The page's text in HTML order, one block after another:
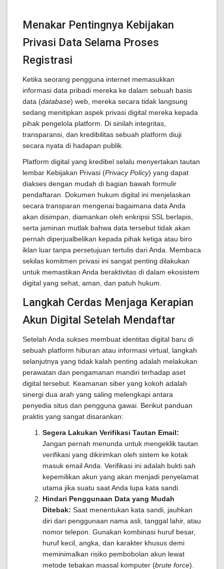
Menakar Pentingnya Kebijakan
Privasi Data Selama Proses
Registrasi
Ketika seorang pengguna internet memasukkan
informasi data pribadi mereka ke dalam sebuah basis
data (database) web, mereka secara tidak langsung
sedang menitipkan aspek privasi digital mereka kepada
pihak pengelola platform. Di sinilah integritas,
transparansi, dan kredibilitas sebuah platform diuji
secara nyata di hadapan publik.
Platform digital yang kredibel selalu menyertakan tautan
lembar Kebijakan Privasi (Privacy Policy) yang dapat
diakses dengan mudah di bagian bawah formulir
pendaftaran. Dokumen hukum digital ini menjelaskan
secara transparan mengenai bagaimana data Anda
akan disimpan, diamankan oleh enkripsi SSL berlapis,
serta jaminan mutlak bahwa data tersebut tidak akan
pernah diperjualbelikan kepada pihak ketiga atau biro
iklan luar tanpa persetujuan tertulis dari Anda. Membaca
sekilas komitmen privasi ini sangat penting dilakukan
untuk memastikan Anda beraktivitas di dalam ekosistem
digital yang sehat, aman, dan patuh hukum.
Langkah Cerdas Menjaga Kerapian
Akun Digital Setelah Mendaftar
Setelah Anda sukses membuat identitas digital baru di
sebuah platform hiburan atau informasi virtual, langkah
selanjutnya yang tidak kalah penting adalah melakukan
perawatan dan pengamanan mandiri terhadap aset
digital tersebut. Keamanan siber yang kokoh adalah
sinergi dua arah yang saling melengkapi antara
penyedia situs dan pengguna gawai. Berikut panduan
praktis yang sangat disarankan:
Segera Lakukan Verifikasi Tautan Email:
Jangan pernah menunda untuk mengeklik tautan
verifikasi yang dikirimkan oleh sistem ke kotak
masuk email Anda. Verifikasi ini adalah bukti sah
kepemilikan akun yang akan menjadi penyelamat
utama jika suatu saat Anda lupa kata sandi.
Hindari Penggunaan Data yang Mudah
Ditebak: Saat menentukan kata sandi, jauhkan
diri dari penggunaan nama asli, tanggal lahir, atau
nomor telepon. Gunakan kombinasi huruf besar,
huruf kecil, angka, dan karakter khusus demi
meminimalkan risiko pembobolan akun lewat
metode tebakan massal komputer (brute force).